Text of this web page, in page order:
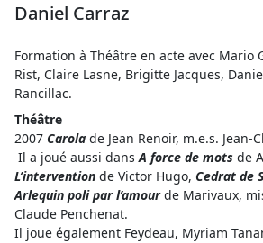
Daniel Carraz
Formation à Théâtre en acte avec Mario
Rist, Claire Lasne, Brigitte Jacques,
Rancillac.
Théâtre
2007 Carola de Jean Renoir, m.e.s. Jean-
Il a joué aussi dansA force de mots de
L’intervention de Victor Hugo, Cedrat de
Arlequin poli par l’amourde Marivaux,
Claude Penchenat.
Il joue également Feydeau, Myriam